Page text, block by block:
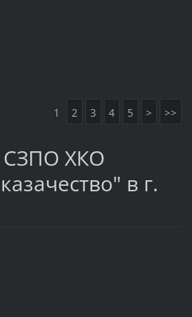
1 2 3 4 5 > >>
СЗПО ХКО
в г.